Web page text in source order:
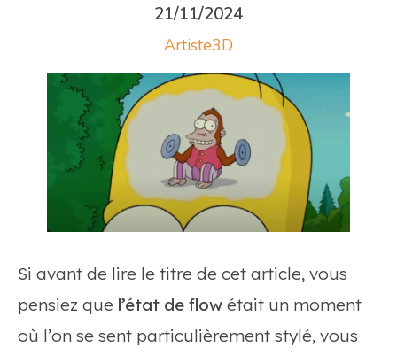
21/11/2024
Artiste3D
Si avant de lire le titre de cet article, vous
pensiez que l’état de flow était un moment
où l’on se sent particulièrement stylé, vous